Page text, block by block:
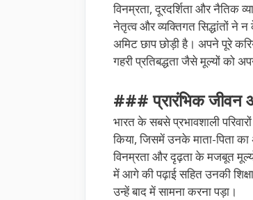
विनम्रता, दूरदर्शिता और नैतिक
नेतृत्व और व्यक्तिगत सिद्धांतों ने
अमिट छाप छोड़ी है। अपने पूरे
गहरी प्रतिबद्धता जैसे मूल्यों को
### प्रारंभिक
भारत के सबसे प्रभावशाली
किया, जिसमें उनके माता-पिता का
विनम्रता और दृढ़ता के मजबूत
में आगे की पढ़ाई सहित उनकी
उन्हें बाद में सामना करना पड़ा।